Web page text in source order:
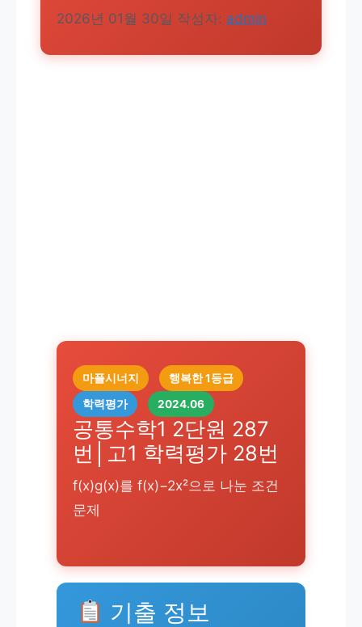
2026년 01월 30일 작성자: admin
마플시너지
행복한 1등급
학력평가
2024.06
공통수학1 2단원 287
번│고1 학력평가 28번
f(x)g(x)를 f(x)−2x²으로 나눈 조건
문제
기출 정보